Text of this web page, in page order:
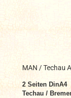
MAN / Techau
2 Seiten DinA4
Techau /